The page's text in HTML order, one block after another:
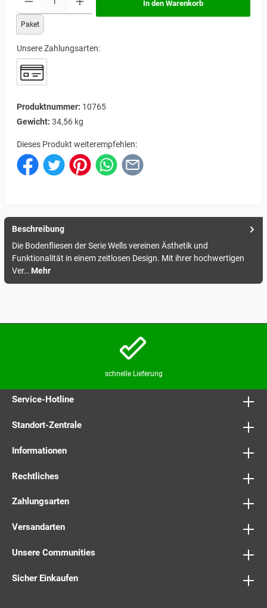
Paket
In den Warenkorb
Unsere Zahlungsarten:
Produktnummer: 10765
Gewicht: 34,56 kg
Dieses Produkt weiterempfehlen:
Beschreibung
Die Bodenfliesen der Serie Wells vereinen Ästhetik und
Funktionalität in einem zeitlosen Design. Mit ihrer hochwertigen
Ver… Mehr
schnelle Lieferung
Service-Hotline
Standort-Zentrale
Informationen
Rechtliches
Zahlungsarten
Versandarten
Unsere Communities
Sicher Einkaufen